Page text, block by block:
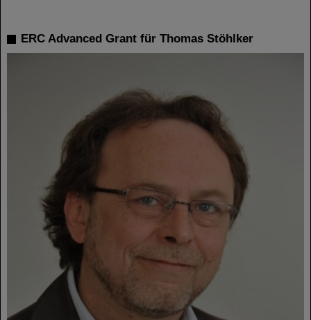
ERC Advanced Grant für Thomas Stöhlker